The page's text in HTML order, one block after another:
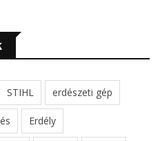
STIHL erdészeti gép
Erdély